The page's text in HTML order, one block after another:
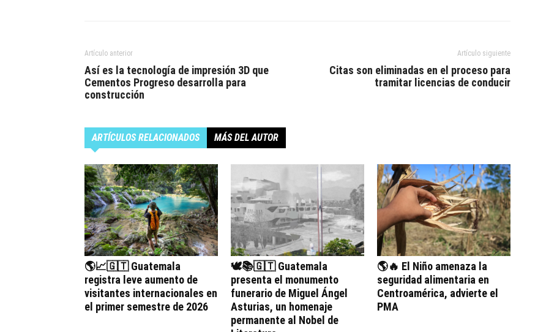
Artículo anterior
Así es la tecnología de impresión 3D que
Cementos Progreso desarrolla para
construcción
Artículo siguiente
Citas son eliminadas en el proceso para
tramitar licencias de conducir
ARTÍCULOS RELACIONADOS MÁS DEL AUTOR
🌎📈🇬🇹 Guatemala
registra leve aumento de
visitantes internacionales en
el primer semestre de 2026
🕊️📚🇬🇹 Guatemala
presenta el monumento
funerario de Miguel Ángel
Asturias, un homenaje
permanente al Nobel de
🌎🔥 El Niño amenaza la
seguridad alimentaria en
Centroamérica, advierte el
PMA